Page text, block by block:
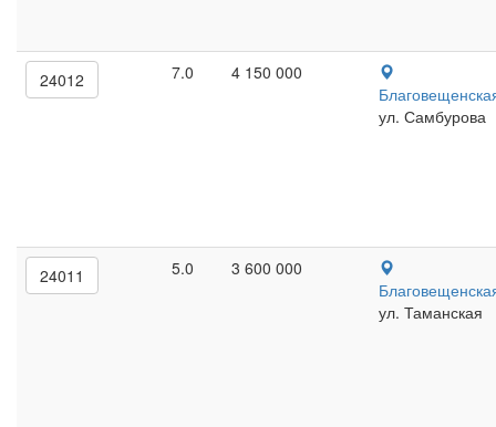
24012 7.0
4 150 000
ул. Самбурова
24011 5.0
3 600 000
ул. Таманская